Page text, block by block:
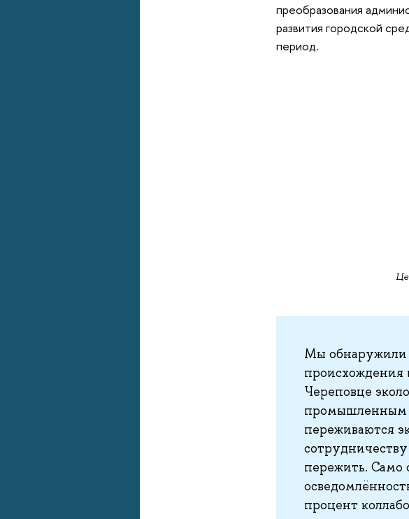
преобразования
развития городской
период.
Мы обнаружили
происхождения
Череповце
промышленным
переживаются
пережить. Само
процент